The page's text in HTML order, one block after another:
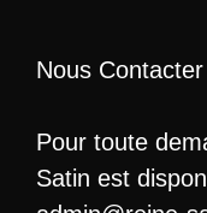
Nous Contacter
Pour toute
Satin est